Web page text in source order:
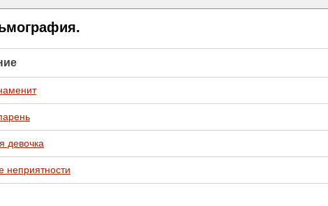
девочка
неприятности
все актёры